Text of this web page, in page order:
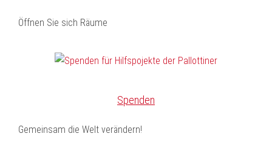
Öffnen Sie sich Räume
Spenden
Gemeinsam die Welt verändern!